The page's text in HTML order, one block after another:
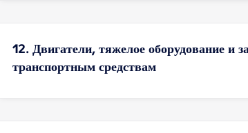
12. Двигатели, тяжелое оборудование и
транспортным средствам